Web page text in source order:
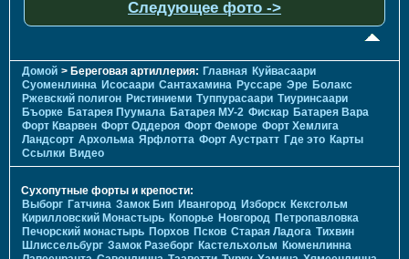
Следующее фото ->
Домой > Береговая артиллерия: Главная Куйвасаари
Суоменлиннa Исосаари Сантахамина Руссаре Эре Болакс
Ржевский полигон Ристиниеми Туппурасаари Тиуринсаари
Бъорке Батарея Пуумала Батарея МУ-2 Фискар Батарея Вара
Форт Кварвен Форт Оддероя Форт Феморе Форт Хемлига
Ландсорт Архольма Ярфлотта Форт Аустратт Где это Карты
Ссылки Видео
Сухопутные форты и крепости:
Выборг Гатчина Замок Бип Ивангород Изборск Кексгольм
Кирилловский Монастырь Копорье Новгород Петропавловка
Печорcкий монастырь Порхов Псков Старая Ладога Тихвин
Шлиссельбург Замок Разеборг Кастельхольм Кюменлинна